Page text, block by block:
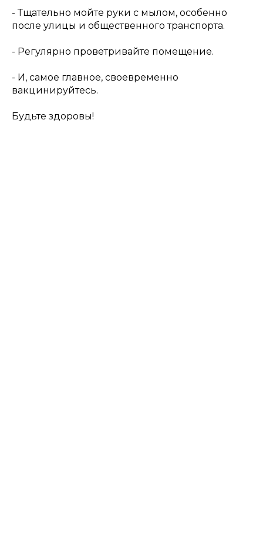
- Тщательно мойте руки с мылом, особенно
после улицы и общественного транспорта.
- Регулярно проветривайте помещение.
- И, самое главное, своевременно
вакцинируйтесь.
Будьте здоровы!